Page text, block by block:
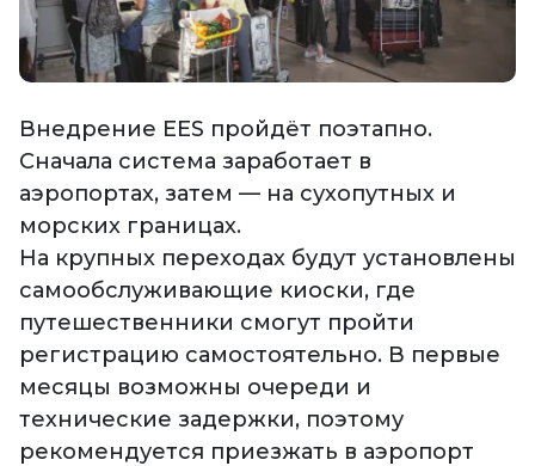
Внедрение EES пройдёт поэтапно.
Сначала система заработает в
аэропортах, затем — на сухопутных и
морских границах.
На крупных переходах будут установлены
самообслуживающие киоски, где
путешественники смогут пройти
регистрацию самостоятельно. В первые
месяцы возможны очереди и
технические задержки, поэтому
рекомендуется приезжать в аэропорт